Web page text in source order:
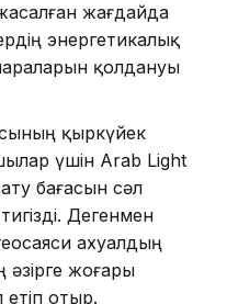
жағдайда
энергетикалық
қолдануы
қыркүйек
үшін Arab Light
бағасын сәл
Дегенмен
ахуалдың
әзірге жоғары
отыр.